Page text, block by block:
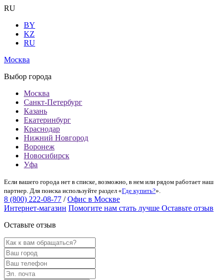
RU
BY
KZ
RU
Москва
Выбор города
Москва
Санкт-Петербург
Казань
Екатеринбург
Краснодар
Нижний Новгород
Воронеж
Новосибирск
Уфа
Если вашего города нет в списке, возможно, в нем или рядом работает наш
партнер. Для поиска используйте раздел «Где купить?».
8 (800) 222-08-77 / Офис в Москве
Интернет-магазин Помогите нам стать лучше Оставьте отзыв
Оставьте отзыв